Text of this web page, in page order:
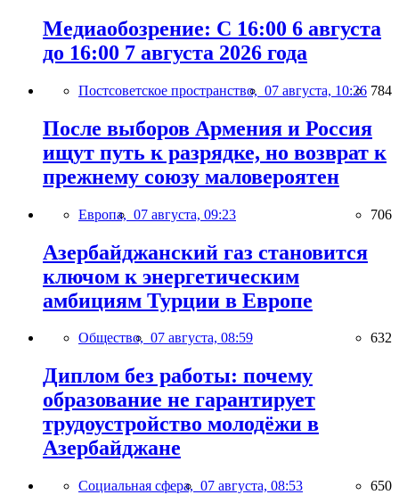
Медиаобозрение: С 16:00 6 августа
до 16:00 7 августа 2026 года
Постсоветское пространство, 07 августа, 10:26 784
После выборов Армения и Россия
ищут путь к разрядке, но возврат к
прежнему союзу маловероятен
Европа, 07 августа, 09:23 706
Азербайджанский газ становится
ключом к энергетическим
амбициям Турции в Европе
Общество, 07 августа, 08:59 632
Диплом без работы: почему
образование не гарантирует
трудоустройство молодёжи в
Азербайджане
Социальная сфера, 07 августа, 08:53 650